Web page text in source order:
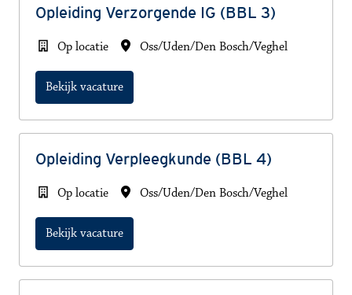
Opleiding Verzorgende IG (BBL 3)
Op locatie Oss/Uden/Den Bosch/Veghel
Bekijk vacature
Opleiding Verpleegkunde (BBL 4)
Op locatie Oss/Uden/Den Bosch/Veghel
Bekijk vacature